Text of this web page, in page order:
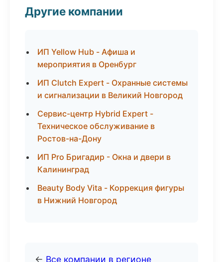
Другие компании
ИП Yellow Hub - Афиша и
мероприятия в Оренбург
ИП Clutch Expert - Охранные системы
и сигнализации в Великий Новгород
Сервис-центр Hybrid Expert -
Техническое обслуживание в
Ростов-на-Дону
ИП Pro Бригадир - Окна и двери в
Калининград
Beauty Body Vita - Коррекция фигуры
в Нижний Новгород
← Все компании в регионе